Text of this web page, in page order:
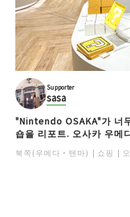
Supporter
sasa
"Nintendo OSAKA"가 너
숍을 리포트. 오사카 우메
북쪽(우메다・텐마) 쇼핑